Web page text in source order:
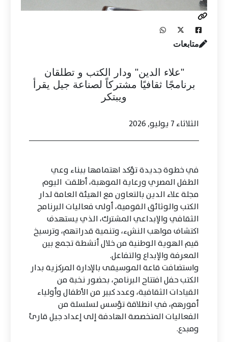
متابعات
"علاء الدين" ودار الكتب و تطلقان
برنامجًا ثقافيًا مشتركاً لصناعة جيل يقرأ
ويبتكر
الثلاثاء 7 يوليو, 2026
في خطوة جديدة تؤكد اهتمامها ببناء وعي
الطفل المصري ورعاية الموهبة، أطلقت اليوم
مجلة علاء الدين بالتعاون مع الهيئة العامة لدار
الكتب والوثائق القومية، أولى فعاليات البرنامج
الثقافي والإبداعي المشترك، الذي يستهدف
اكتشاف مواهب النشء، وتنمية قدراتهم، وترسيخ
قيم الهوية الوطنية من خلال أنشطة تجمع بين
المعرفة والإبداع والتفاعل.
واستضافت قاعة الموسيقى بالإدارة المركزية بدار
الكتب حفل افتتاح البرنامج، بحضور نخبة من
القيادات الثقافية، وعدد كبير من الأطفال وأولياء
أمورهم، في انطلاقة تؤسس لسلسلة من
الفعاليات المتخصصة الهادفة إلى إعداد جيل قارئ
ومبدع.